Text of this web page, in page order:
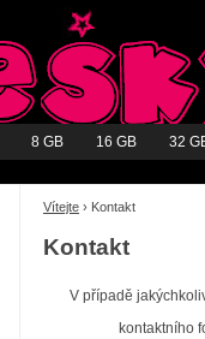
8 GB 16 GB 32
Vítejte › Kontakt
Kontakt
V případě
kontaktního